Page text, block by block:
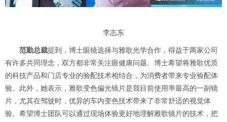
李志东
范勤总裁提到，博士眼镜选择与雅歌光学合作，得益于两家公司
有许多共同理念，双方都非常关注眼健康问题。博士希望将雅歌优质
的科技产品和门店专业的验配技术相结合，为消费者带来专业验配体
验。此外，她表示，雅歌变色偏光镜片是我目前使用率最高的一副镜
片，尤其在驾驶时，优异的车内变色技术带来了非常舒适的视觉体
验。希望博士团队可以通过现场体验更好地理解雅歌镜片的技术，把